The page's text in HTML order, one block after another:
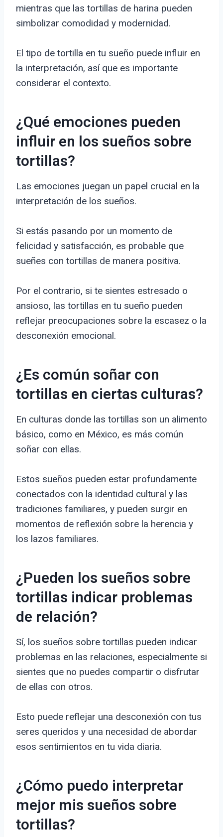
mientras que las tortillas de harina pueden
simbolizar comodidad y modernidad.
El tipo de tortilla en tu sueño puede influir en
la interpretación, así que es importante
considerar el contexto.
¿Qué emociones pueden
influir en los sueños sobre
tortillas?
Las emociones juegan un papel crucial en la
interpretación de los sueños.
Si estás pasando por un momento de
felicidad y satisfacción, es probable que
sueñes con tortillas de manera positiva.
Por el contrario, si te sientes estresado o
ansioso, las tortillas en tu sueño pueden
reflejar preocupaciones sobre la escasez o la
desconexión emocional.
¿Es común soñar con
tortillas en ciertas culturas?
En culturas donde las tortillas son un alimento
básico, como en México, es más común
soñar con ellas.
Estos sueños pueden estar profundamente
conectados con la identidad cultural y las
tradiciones familiares, y pueden surgir en
momentos de reflexión sobre la herencia y
los lazos familiares.
¿Pueden los sueños sobre
tortillas indicar problemas
de relación?
Sí, los sueños sobre tortillas pueden indicar
problemas en las relaciones, especialmente si
sientes que no puedes compartir o disfrutar
de ellas con otros.
Esto puede reflejar una desconexión con tus
seres queridos y una necesidad de abordar
esos sentimientos en tu vida diaria.
¿Cómo puedo interpretar
mejor mis sueños sobre
tortillas?